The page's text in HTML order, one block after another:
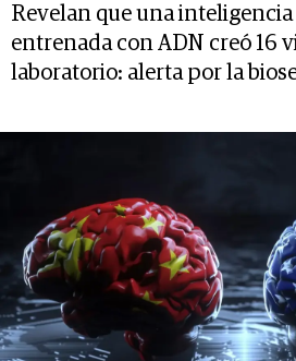
Revelan que una
entrenada con ADN creó 16
laboratorio: alerta por la